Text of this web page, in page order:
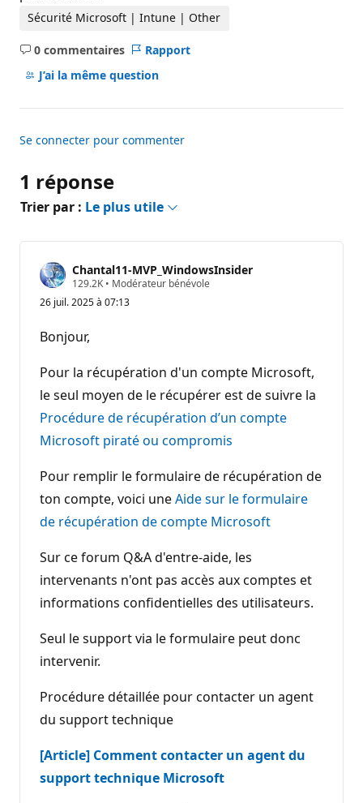
Sécurité Microsoft | Intune | Other
0 commentaires
Aucun
commentaire
Rapport
J’ai la même question
Se connecter pour commenter
1 réponse
Trier par : Le plus utile
Chantal11-MVP_WindowsInsider
129.2K P
i
e
r
é
p
u
a
t
o
• Modérateur bénévole
26 juil. 2025 à 07:13
Bonjour,
Pour la récupération d'un compte Microsoft,
le seul moyen de le récupérer est de suivre la
Procédure de récupération d’un compte
Microsoft piraté ou compromis
Pour remplir le formulaire de récupération de
ton compte, voici uneAide sur le formulaire
de récupération de compte Microsoft
Sur ce forum Q&A d'entre-aide, les
intervenants n'ont pas accès aux comptes et
informations confidentielles des utilisateurs.
Seul le support via le formulaire peut donc
intervenir.
Procédure détaillée pour contacter un agent
du support technique
[Article] Comment contacter un agent du
support technique Microsoft